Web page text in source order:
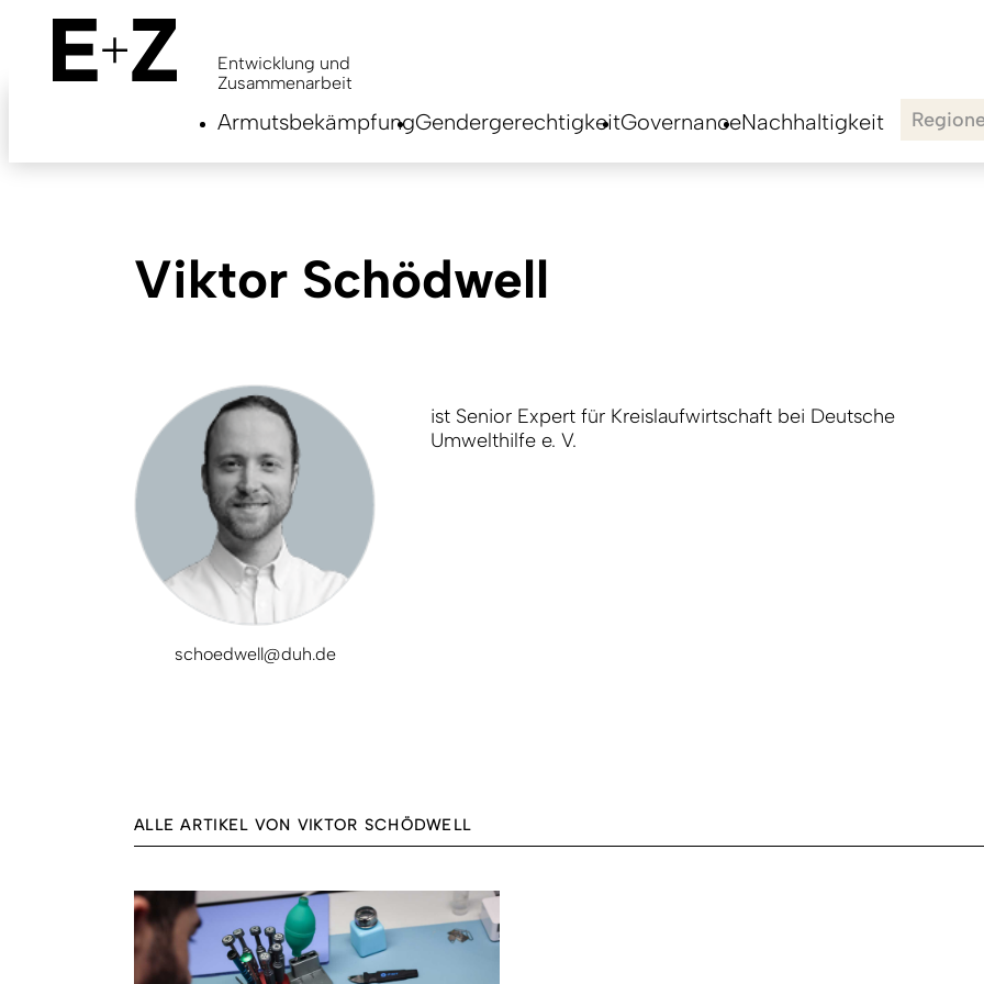
content
Entwicklung und
Zusammenarbeit
ArmutsbekämpfungGendergerechtigkeitGovernanceNachhaltigkeit
Viktor Schödwell
schoedwell@duh.de
ist Senior Expert für Kreislaufwirtschaft bei Deutsche
Umwelthilfe e. V.
ALLE ARTIKEL VON VIKTOR SCHÖDWELL